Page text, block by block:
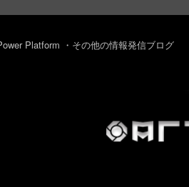
Platform ・その他の情報発信ブログ